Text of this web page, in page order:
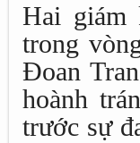
Hai giám
trong
Đoan
hoành
trước sự